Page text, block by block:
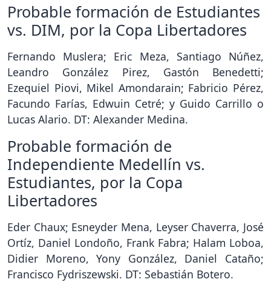
Probable formación de Estudiantes
vs. DIM, por la Copa Libertadores
Fernando Muslera; Eric Meza, Santiago Núñez,
Leandro González Pirez, Gastón Benedetti;
Ezequiel Piovi, Mikel Amondarain; Fabricio Pérez,
Facundo Farías, Edwuin Cetré; y Guido Carrillo o
Lucas Alario. DT: Alexander Medina.
Probable formación de
Independiente Medellín vs.
Estudiantes, por la Copa
Libertadores
Eder Chaux; Esneyder Mena, Leyser Chaverra, José
Ortíz, Daniel Londoño, Frank Fabra; Halam Loboa,
Didier Moreno, Yony González, Daniel Cataño;
Francisco Fydriszewski. DT: Sebastián Botero.